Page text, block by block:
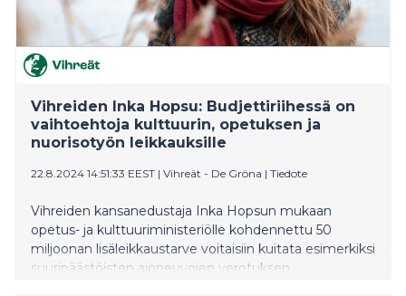
Vihreiden Inka Hopsu: Budjettiriihessä on
vaihtoehtoja kulttuurin, opetuksen ja
nuorisotyön leikkauksille
22.8.2024 14:51:33 EEST | Vihreät - De Gröna | Tiedote
Vihreiden kansanedustaja Inka Hopsun mukaan
opetus- ja kulttuuriministeriölle kohdennettu 50
miljoonan lisäleikkaustarve voitaisiin kuitata esimerkiksi
suuripäästöisten ajoneuvojen verotuksen